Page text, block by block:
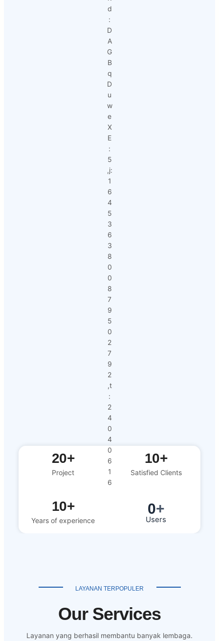
d
:
D
A
G
B
q
D
u
w
e
X
E
:
5
,j:
1
6
4
5
3
6
3
8
0
0
8
7
9
5
0
2
7
9
2
,t
:
2
4
0
4
0
6
1
6
20+
Project
10+
Satisfied Clients
10+
Years of experience
0+
Users
LAYANAN TERPOPULER
Our Services
Layanan yang berhasil membantu banyak lembaga.